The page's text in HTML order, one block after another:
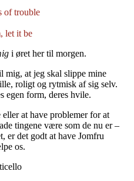
of trouble
let it be
i øret her til morgen.
mig, at jeg skal slippe mine
roligt og rytmisk af sig selv.
egen form, deres hvile.
at have problemer for at
tingene være som de nu er –
er det godt at have Jomfru
os.